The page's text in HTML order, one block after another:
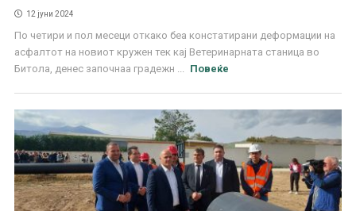
12 јуни 2024
По четири и пол месеци откако беа констатирани деформации на
асфалтот на новиот кружен тек кај Ветеринарната станица во
Битола, денес започнаа градежн ...
Повеќе